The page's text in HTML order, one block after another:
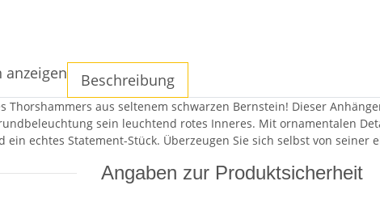
anzeigen Beschreibung
Thorshammers aus seltenem schwarzen Bernstein! Dieser
sein leuchtend rotes Inneres. Mit ornamentalen
ein echtes Statement-Stück. Überzeugen Sie sich selbst von seiner
Angaben zur Produktsicherheit